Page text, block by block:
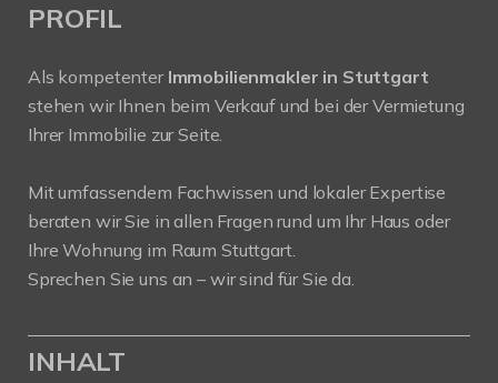
PROFIL
Als kompetenter Immobilienmakler in Stuttgart
stehen wir Ihnen beim Verkauf und bei der Vermietung
Ihrer Immobilie zur Seite.
Mit umfassendem Fachwissen und lokaler Expertise
beraten wir Sie in allen Fragen rund um Ihr Haus oder
Ihre Wohnung im Raum Stuttgart.
Sprechen Sie uns an – wir sind für Sie da.
INHALT